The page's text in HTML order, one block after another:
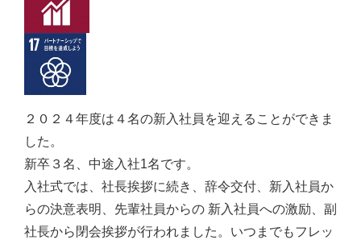
２０２４年度は４名の新入社員を迎えることができま
した。
新卒３名、中途入社1名です。
入社式では、社長挨拶に続き、辞令交付、新入社員か
らの決意表明、先輩社員からの 新入社員への激励、副
社長から閉会挨拶が行われました。いつまでもフレッ